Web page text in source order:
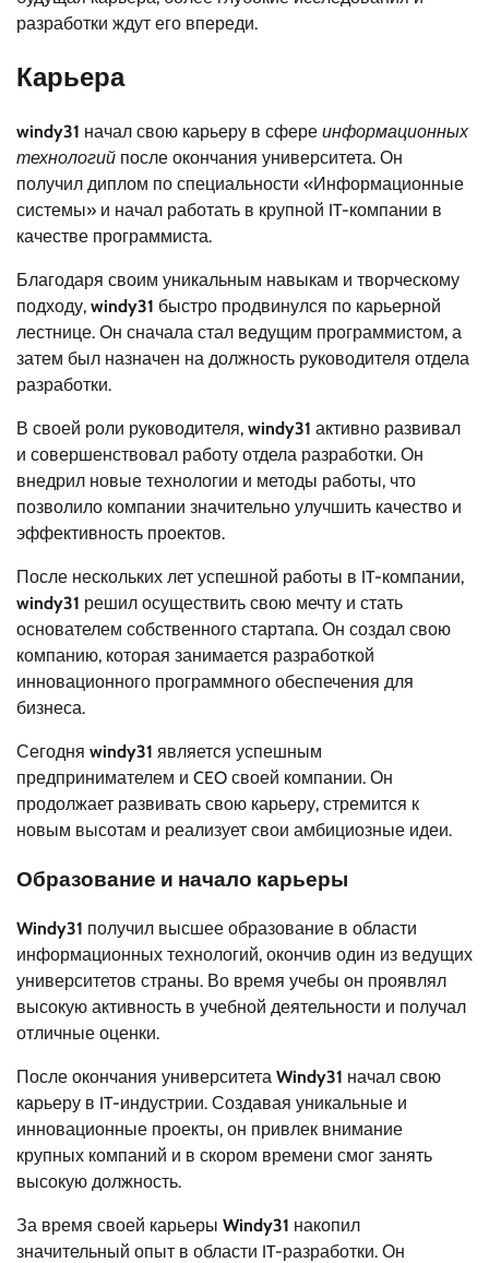
разработки ждут его впереди.
Карьера
windy31 начал свою карьеру в сфере информационных
технологий после окончания университета. Он
получил диплом по специальности «Информационные
системы» и начал работать в крупной IT-компании в
качестве программиста.
Благодаря своим уникальным навыкам и творческому
подходу, windy31 быстро продвинулся по карьерной
лестнице. Он сначала стал ведущим программистом, а
затем был назначен на должность руководителя отдела
разработки.
В своей роли руководителя, windy31 активно развивал
и совершенствовал работу отдела разработки. Он
внедрил новые технологии и методы работы, что
позволило компании значительно улучшить качество и
эффективность проектов.
После нескольких лет успешной работы в IT-компании,
windy31 решил осуществить свою мечту и стать
основателем собственного стартапа. Он создал свою
компанию, которая занимается разработкой
инновационного программного обеспечения для
бизнеса.
Сегодня windy31 является успешным
предпринимателем и CEO своей компании. Он
продолжает развивать свою карьеру, стремится к
новым высотам и реализует свои амбициозные идеи.
Образование и начало карьеры
Windy31 получил высшее образование в области
информационных технологий, окончив один из ведущих
университетов страны. Во время учебы он проявлял
высокую активность в учебной деятельности и получал
отличные оценки.
После окончания университета Windy31 начал свою
карьеру в IT-индустрии. Создавая уникальные и
инновационные проекты, он привлек внимание
крупных компаний и в скором времени смог занять
высокую должность.
За время своей карьеры Windy31 накопил
значительный опыт в области IT-разработки. Он